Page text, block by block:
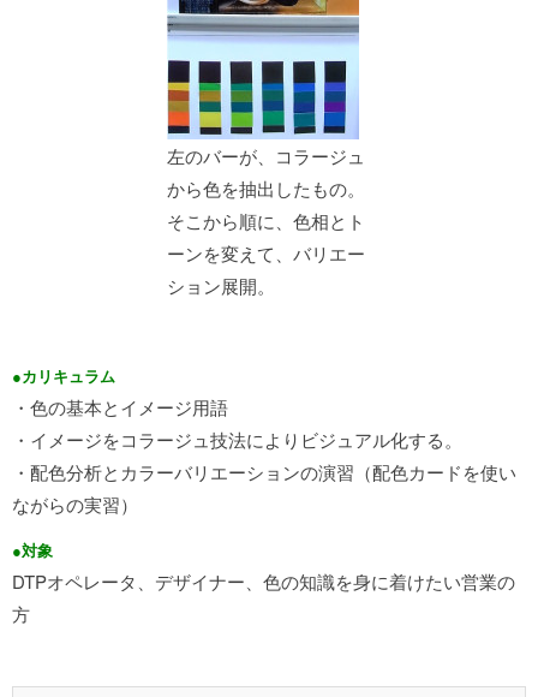
左のバーが、コラージュ
から色を抽出したもの。
そこから順に、色相とト
ーンを変えて、バリエー
ション展開。
●カリキュラム
・色の基本とイメージ用語
・イメージをコラージュ技法によりビジュアル化する。
・配色分析とカラーバリエーションの演習（配色カードを使い
ながらの実習）
●対象
DTPオペレータ、デザイナー、色の知識を身に着けたい営業の
方